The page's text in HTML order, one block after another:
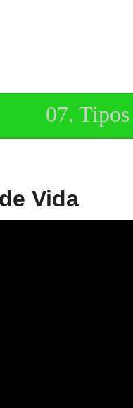
07.
Vida